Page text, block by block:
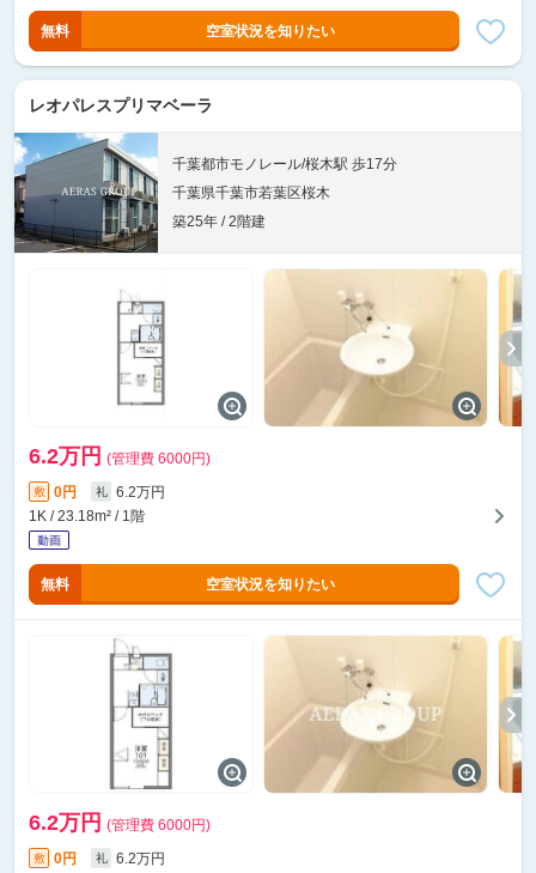
無料 空室状況を知りたい
レオパレスプリマベーラ
千葉都市モノレール/桜木駅 歩17分
千葉県千葉市若葉区桜木
築25年 / 2階建
6.2万円 (管理費 6000円)
敷 0円 礼
6.2万円
1K / 23.18m² / 1階
無料 空室状況を知りたい
6.2万円 (管理費 6000円)
敷 0円 礼
6.2万円